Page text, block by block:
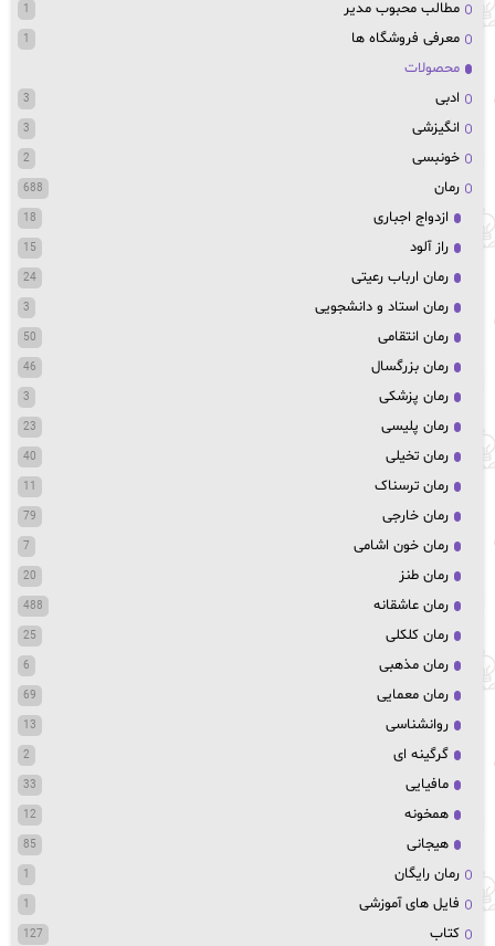
مطالب محبوب مدیر 1
معرفی فروشگاه ها 1
محصولات
ادبی
3
انگیزشی 3
خونبسی 2
رمان 688
ازدواج اجباری 18
راز آلود 15
رمان ارباب رعیتی 24
رمان استاد و دانشجویی 3
رمان انتقامی 50
رمان بزرگسال 46
رمان پزشکی 3
رمان پلیسی 23
رمان تخیلی 40
رمان ترسناک 11
رمان خارجی 79
رمان خون اشامی 7
رمان طنز 20
رمان عاشقانه 488
رمان کلکلی 25
رمان مذهبی 6
رمان معمایی 69
روانشناسی 13
گرگینه ای 2
مافیایی 33
همخونه 12
هیجانی 85
رمان رایگان 1
فایل های آموزشی 1
کتاب 127